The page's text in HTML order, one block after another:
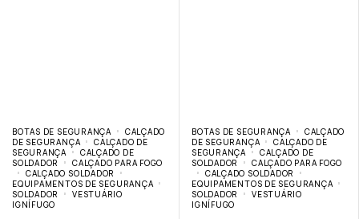
BOTAS DE SEGURANÇA
CALÇADO
DE SEGURANÇA
CALÇADO DE
SEGURANÇA
CALÇADO DE
SOLDADOR
CALÇADO PARA FOGO
CALÇADO SOLDADOR
EQUIPAMENTOS DE SEGURANÇA
SOLDADOR
VESTUÁRIO
IGNÍFUGO
BOTAS DE SEGURANÇA
CALÇADO
DE SEGURANÇA
CALÇADO DE
SEGURANÇA
CALÇADO DE
SOLDADOR
CALÇADO PARA FOGO
CALÇADO SOLDADOR
EQUIPAMENTOS DE SEGURANÇA
SOLDADOR
VESTUÁRIO
IGNÍFUGO